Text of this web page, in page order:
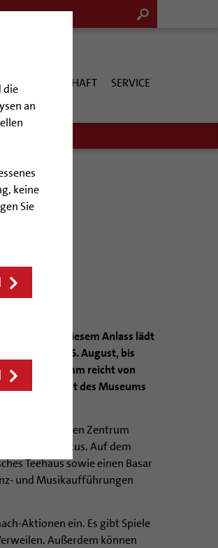
die
an
keine
Sie
& GESELLSCHAFT SERVICE
Aus diesem Anlass lädt
16. August, bis
Das Programm reicht von
langen Nacht des Museums
Zentrum
im Fokus. Auf dem
Teehaus sowie einen Basar
und Musikaufführungen
Aktionen ein. Es gibt Spiele
Außerdem können